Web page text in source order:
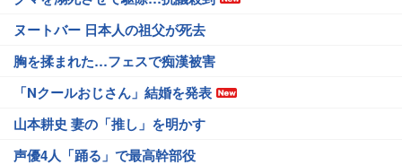
ヌートバー 日本人の祖父が死去
胸を揉まれた…フェスで痴漢被害
「Nクールおじさん」結婚を発表
山本耕史 妻の「推し」を明かす
声優4人「踊る」で最高幹部役